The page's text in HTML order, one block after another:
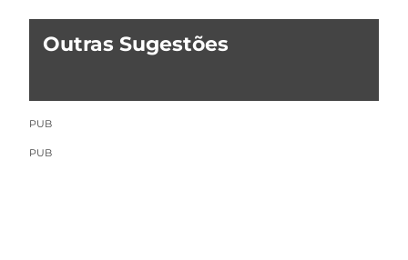
Outras Sugestões
PUB
PUB